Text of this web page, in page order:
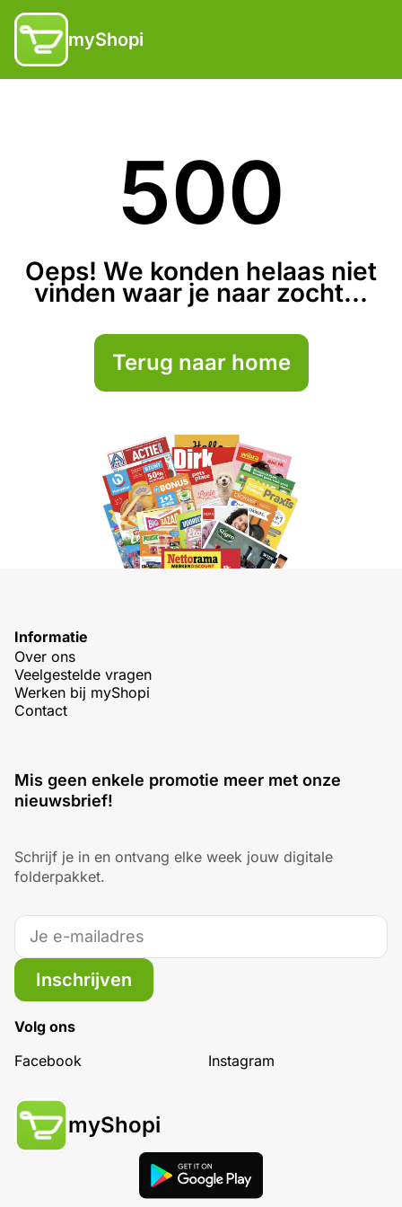
myShopi
500
Oeps! We konden helaas niet
vinden waar je naar zocht...
Terug naar home
Informatie
Over ons
Veelgestelde vragen
Werken bij myShopi
Contact
Mis geen enkele promotie meer met onze
nieuwsbrief!
Schrijf je in en ontvang elke week jouw digitale
folderpakket.
Inschrijven
Volg ons
Facebook
Instagram
myShopi